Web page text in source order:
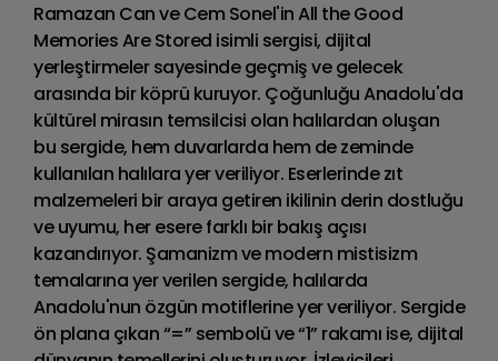
Ramazan Can ve Cem Sonel'in All the Good
Memories Are Stored isimli sergisi, dijital
yerleştirmeler sayesinde geçmiş ve gelecek
arasında bir köprü kuruyor. Çoğunluğu Anadolu'da
kültürel mirasın temsilcisi olan halılardan oluşan
bu sergide, hem duvarlarda hem de zeminde
kullanılan halılara yer veriliyor. Eserlerinde zıt
malzemeleri bir araya getiren ikilinin derin dostluğu
ve uyumu, her esere farklı bir bakış açısı
kazandırıyor. Şamanizm ve modern mistisizm
temalarına yer verilen sergide, halılarda
Anadolu'nun özgün motiflerine yer veriliyor. Sergide
ön plana çıkan “=” sembolü ve “1” rakamı ise, dijital